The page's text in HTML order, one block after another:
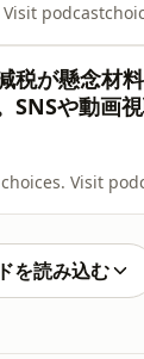
税が懸念
や動画視
Visit
を読み込む